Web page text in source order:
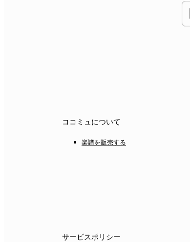
ココミュについて
楽譜を販売する
サービスポリシー